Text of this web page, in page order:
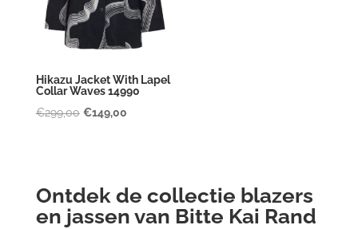
Hikazu Jacket With Lapel
Collar Waves 14990
€299,00 Oorspronkelijke
€149,00Huidige
Ontdek de collectie blazers
en jassen van Bitte Kai Rand